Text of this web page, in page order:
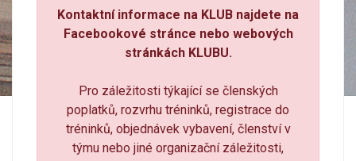
Kontaktní informace na KLUB najdete na
Facebookové stránce nebo webových
stránkách KLUBU.
Pro záležitosti týkající se členských
poplatků, rozvrhu tréninků, registrace do
tréninků, objednávek vybavení, členství v
týmu nebo jiné organizační záležitosti,